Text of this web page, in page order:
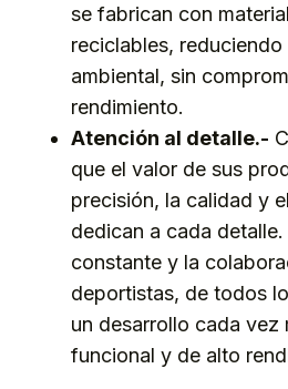
se fabrican con
reciclables,
ambiental, sin
rendimiento.
Atención al detalle.-
que el valor de sus
precisión, la calidad y
dedican a cada
constante y la
deportistas, de todos
un desarrollo cada vez
funcional y de alto